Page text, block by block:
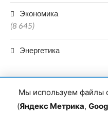
Экономика
(8 645)
Энергетика
Мы используем файлы
(Яндекс Метрика,